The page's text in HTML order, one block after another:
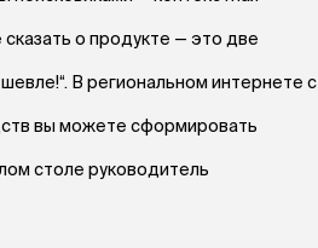
о продукте — это две
В региональном интернете с
вы можете сформировать
столе руководитель